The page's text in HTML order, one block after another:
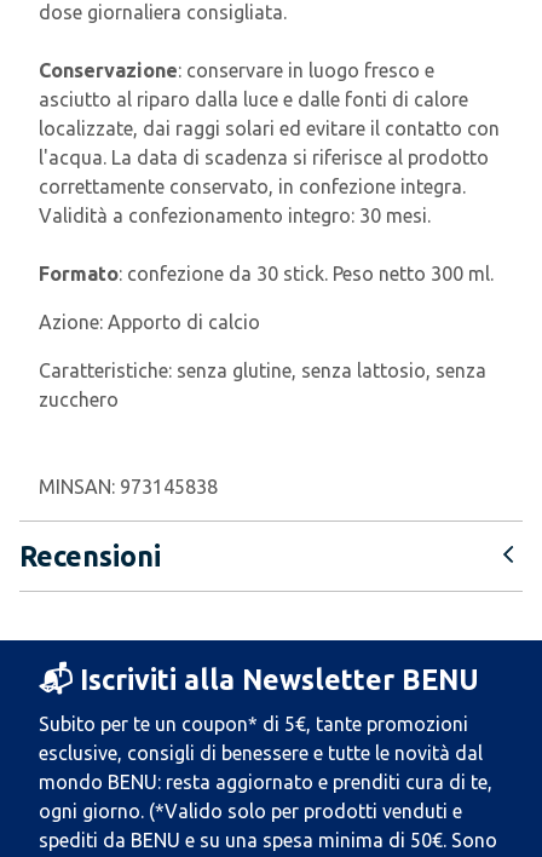
dose giornaliera consigliata.
Conservazione: conservare in luogo fresco e
asciutto al riparo dalla luce e dalle fonti di calore
localizzate, dai raggi solari ed evitare il contatto con
l'acqua. La data di scadenza si riferisce al prodotto
correttamente conservato, in confezione integra.
Validità a confezionamento integro: 30 mesi.
Formato: confezione da 30 stick. Peso netto 300 ml.
Azione: Apporto di calcio
Caratteristiche: senza glutine, senza lattosio, senza
zucchero
MINSAN: 973145838
Recensioni
📬 Iscriviti alla Newsletter BENU
Subito per te un coupon* di 5€, tante promozioni
esclusive, consigli di benessere e tutte le novità dal
mondo BENU: resta aggiornato e prenditi cura di te,
ogni giorno. (*Valido solo per prodotti venduti e
spediti da BENU e su una spesa minima di 50€. Sono